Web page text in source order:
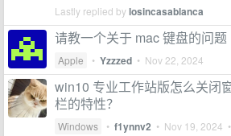
Lastly replied bylosincasablanca
请教一个关于 mac 键盘的问题
Apple • Yzzzed • Nov 22, 2024
win10 专业工作站版怎么关闭
栏的特性？
Windows • f1ynnv2 • Nov 19, 2024